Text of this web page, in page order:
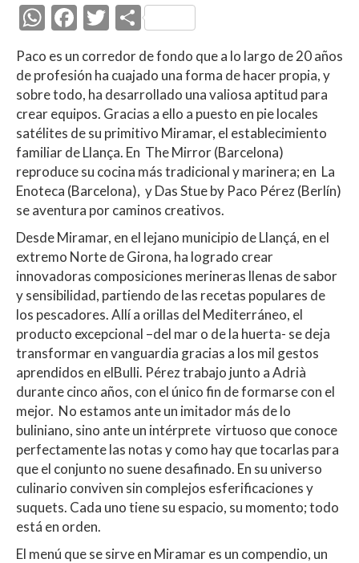
W
at
s
A
p
p
F
e
b
o
o
k
T
w
itt
er
C
o
m
p
ar
ti
r
Paco es un corredor de fondo que a lo largo de 20 años
de profesión ha cuajado una forma de hacer propia, y
sobre todo, ha desarrollado una valiosa aptitud para
crear equipos. Gracias a ello a puesto en pie locales
satélites de su primitivo Miramar, el establecimiento
familiar de Llança. En The Mirror (Barcelona)
reproduce su cocina más tradicional y marinera; en La
Enoteca (Barcelona), y Das Stue by Paco Pérez (Berlín)
se aventura por caminos creativos.
Desde Miramar, en el lejano municipio de Llançá, en el
extremo Norte de Girona, ha logrado crear
innovadoras composiciones merineras llenas de sabor
y sensibilidad, partiendo de las recetas populares de
los pescadores. Allí a orillas del Mediterráneo, el
producto excepcional –del mar o de la huerta- se deja
transformar en vanguardia gracias a los mil gestos
aprendidos en elBulli. Pérez trabajo junto a Adrià
durante cinco años, con el único fin de formarse con el
mejor. No estamos ante un imitador más de lo
buliniano, sino ante un intérprete virtuoso que conoce
perfectamente las notas y como hay que tocarlas para
que el conjunto no suene desafinado. En su universo
culinario conviven sin complejos esferificaciones y
suquets. Cada uno tiene su espacio, su momento; todo
está en orden.
El menú que se sirve en Miramar es un compendio, un